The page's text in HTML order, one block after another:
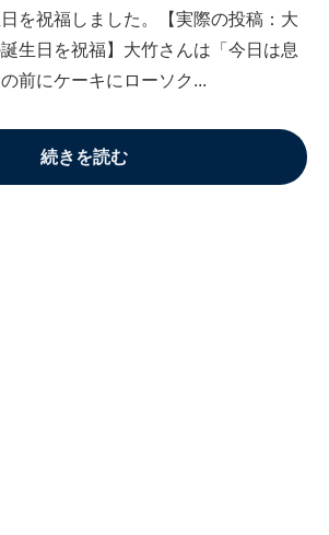
を祝福しました。【実際の投稿：大
生日を祝福】大竹さんは「今日は息
前にケーキにローソク...
続きを読む